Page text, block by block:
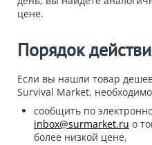
цене.
Порядок
Если вы нашли товар
Survival Market,
сообщить по
inbox@surmarket.ru о
более низкой цене,